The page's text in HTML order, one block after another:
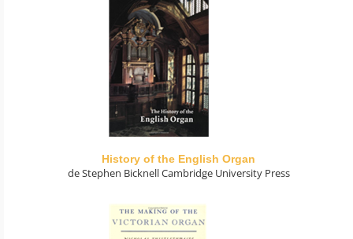
History of the English Organ
de Stephen Bicknell Cambridge University Press